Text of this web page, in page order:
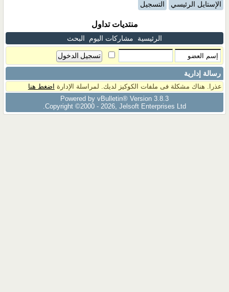
الإستايل الرئيسي التسجيل
منتديات تداول
الرئيسية مشاركات اليوم البحث
رسالة إدارية
عذرا. هناك مشكلة فى ملفات الكوكيز لديك. لمراسلة الإدارة اضغط هنا
Powered by vBulletin® Version 3.8.3
Copyright ©2000 - 2026, Jelsoft Enterprises Ltd.